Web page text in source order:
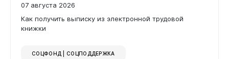
Горожанам
07 августа 2026
Как получить выписку из электронной трудовой
книжки
СОЦФОНД | СОЦПОДДЕРЖКА